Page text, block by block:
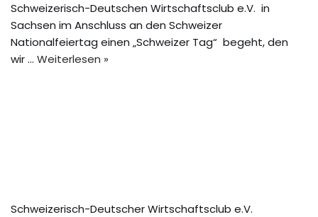
Schweizerisch-Deutschen Wirtschaftsclub e.V. in
Sachsen im Anschluss an den Schweizer
Nationalfeiertag einen „Schweizer Tag“ begeht, den
wir … Weiterlesen »
Schweizerisch-Deutscher Wirtschaftsclub e.V.